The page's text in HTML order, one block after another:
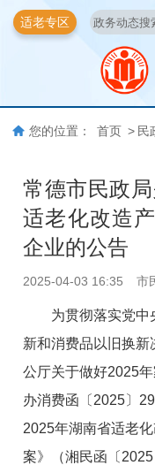
适老专区
您的位置： 首页 > 民
常德市民政
适老化改造
企业的公告
2025-04-03 16:35 市
为贯彻落实党中
新和消费品以旧换
公厅关于做好2025
办消费函〔2025〕
2025年湖南省适老
案》（湘民函〔